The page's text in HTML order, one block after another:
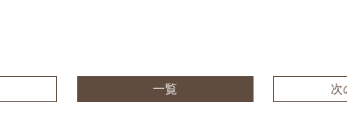
一覧 次